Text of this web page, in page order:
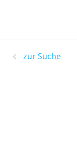
zur Suche